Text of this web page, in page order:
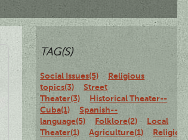
TAG(S)
Social Issues(5)
Religious
topics(3)
Street
Theater(3)
Historical Theater--
Cuba(1)
Spanish--
language(5)
Folklore(2)
Local
Theater(1)
Agriculture(1)
Religious